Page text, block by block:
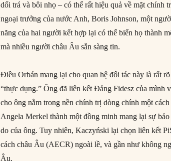
dối trá và bôi nhọ – có thể rất hiệu quả về mặt chính
ngoại trưởng của nước Anh, Boris Johnson, một
năng của hai người kết hợp lại có thể biến họ thành
mà nhiều người châu Âu sẵn sàng tin.
Điều Orbán mang lại cho quan hệ đối tác này là rất
“thực dụng.” Ông đã liên kết Đảng Fidesz của
cho ông nằm trong nền chính trị dòng chính một
Angela Merkel thành một đồng minh mang lại sự
do của ông. Tuy nhiên, Kaczyński lại chọn liên kết
cách châu Âu (AECR) ngoài lề, và gần như không
Âu.